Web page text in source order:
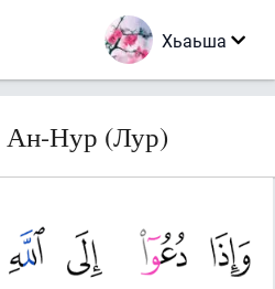
Хьаьша
Ан-Нур (Лур)